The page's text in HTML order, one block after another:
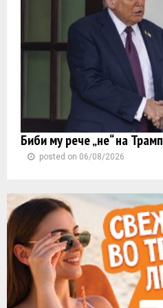
Биби му рече „не“ на Трамп
posted on 06/08/2026